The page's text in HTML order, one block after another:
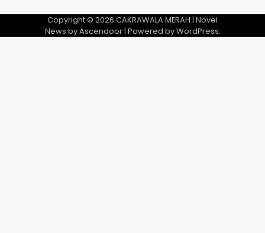
Copyright © 2026 CAKRAWALA MERAH | Novel
News byAscendoor| Powered byWordPress.